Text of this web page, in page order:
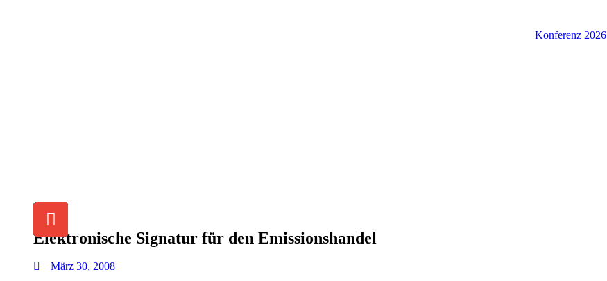
Konferenz 2026
Elektronische Signatur für den Emissionshandel
März 30, 2008